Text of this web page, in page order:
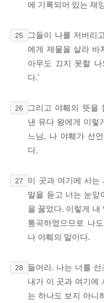
에 기록되어 있는 재
25
그들이 나를 저버리
에게 제물을 살라 바
아무도 끄지 못할
다.'
26
그리고 야훼의 뜻을
낸 유다 왕에게 이렇
느님, 나 야훼가 선
다.
27
이 곳과 여기에 사는
말을 듣고 너는 눈앞
을 꿇었다. 이렇게 내
통곡하였으므로 나
나 야훼의 말이다.
28
들어라. 나는 너를
내가 이 곳과 여기에
는 하나도 보지 아니